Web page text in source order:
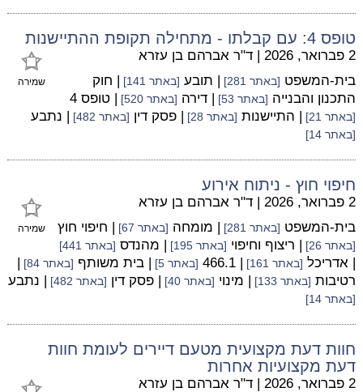
טופס 4: עם קבלתו - מתחילה תקופת ההתיישנות
שמירה
2 פברואר, 2026 | ד"ר אברהם בן עזרא
בית-המשפט [באתר 281] | תובע [באתר 141]
| חוק
התכנון והבנייה [באתר 53] | דירה [באתר 520] | טופס 4
[באתר 21] | התיישנות [באתר 28] | פסק דין [באתר 482] | נתבע
[באתר 14]
חיפוי חוץ - ניתוח אירוע
שמירה
2 פברואר, 2026 | ד"ר אברהם בן עזרא
בית-המשפט [באתר 281] | מומחה [באתר 67] | חיפוי חוץ
[באתר 26] | ריצוף וחיפוי [באתר 195] | מהנדס [באתר 441]
| אדריכל [באתר 161] | 466.1 [באתר 5] | בית משותף [באתר 84]
|
רטיבות [באתר 133] | מינוי [באתר 40] | פסק דין [באתר 482] | נתבע
[באתר 14]
חוות דעת מקצועית מטעם דיירים לעומת חוות
דעת מקצועיות אחרות
2 פברואר, 2026 | ד"ר אברהם בן עזרא